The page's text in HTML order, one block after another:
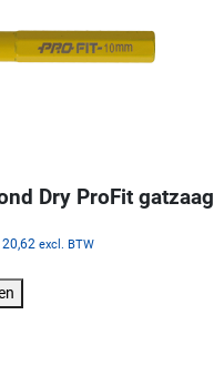
Dry ProFit gatzaag
excl. BTW